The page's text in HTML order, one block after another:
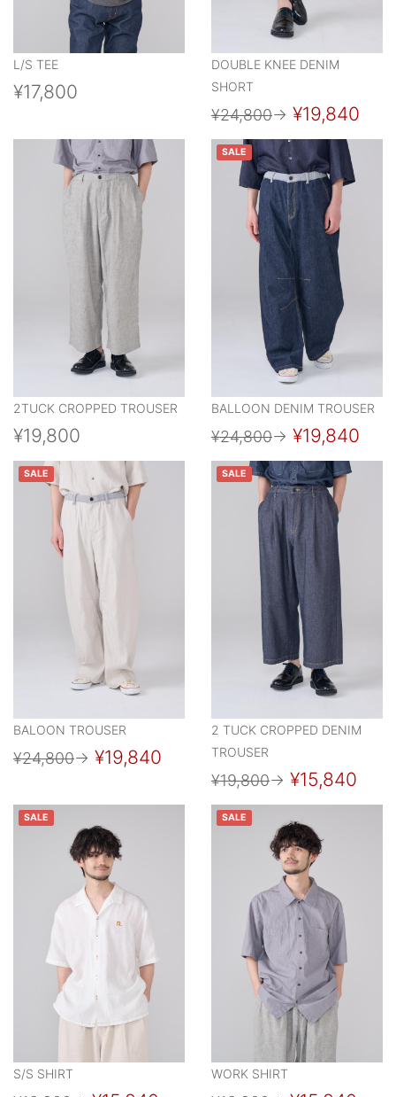
L/S TEE
¥17,800
DOUBLE KNEE DENIM
SHORT
¥24,800→ ¥19,840
2TUCK CROPPED TROUSER
¥19,800
SALE
BALLOON DENIM TROUSER
¥24,800→ ¥19,840
SALE
BALOON TROUSER
¥24,800→ ¥19,840
SALE
2 TUCK CROPPED DENIM
TROUSER
¥19,800→ ¥15,840
SALE
S/S SHIRT
SALE
WORK SHIRT